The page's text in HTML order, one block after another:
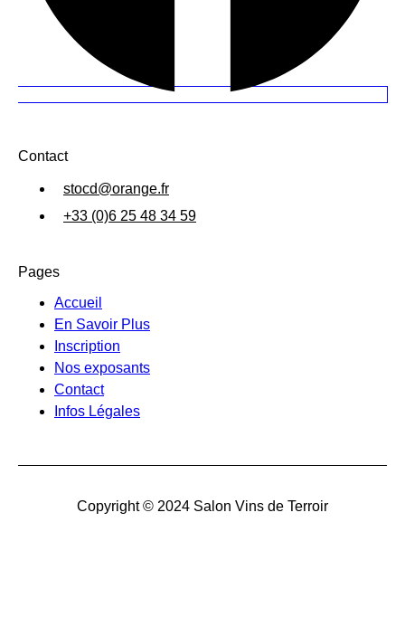
Contact
stocd@orange.fr
+33 (0)6 25 48 34 59
Pages
Accueil
En Savoir Plus
Inscription
Nos exposants
Contact
Infos Légales
Copyright © 2024 Salon Vins de Terroir